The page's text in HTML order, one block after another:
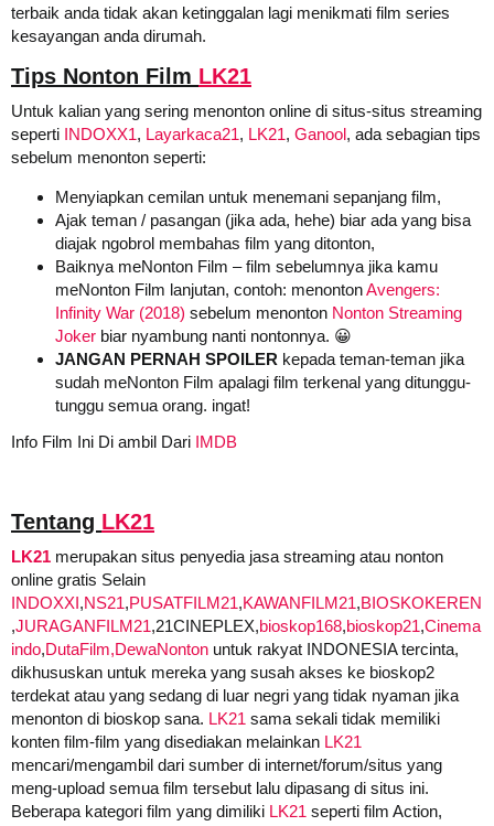
terbaik anda tidak akan ketinggalan lagi menikmati film series
kesayangan anda dirumah.
Tips Nonton Film LK21
Untuk kalian yang sering menonton online di situs-situs streaming
seperti INDOXX1, Layarkaca21, LK21, Ganool, ada sebagian tips
sebelum menonton seperti:
Menyiapkan cemilan untuk menemani sepanjang film,
Ajak teman / pasangan (jika ada, hehe) biar ada yang bisa
diajak ngobrol membahas film yang ditonton,
Baiknya meNonton Film – film sebelumnya jika kamu
meNonton Film lanjutan, contoh: menontonAvengers:
Infinity War (2018) sebelum menonton Nonton Streaming
Joker biar nyambung nanti nontonnya. 😀
JANGAN PERNAH SPOILER kepada teman-teman jika
sudah meNonton Film apalagi film terkenal yang ditunggu-
tunggu semua orang. ingat!
Info Film Ini Di ambil Dari IMDB
Tentang LK21
LK21 merupakan situs penyedia jasa streaming atau nonton
online gratis Selain
INDOXXI,NS21,PUSATFILM21,KAWANFILM21,BIOSKOKEREN
,JURAGANFILM21,21CINEPLEX,bioskop168,bioskop21,Cinema
indo,DutaFilm,DewaNonton untuk rakyat INDONESIA tercinta,
dikhususkan untuk mereka yang susah akses ke bioskop2
terdekat atau yang sedang di luar negri yang tidak nyaman jika
menonton di bioskop sana. LK21 sama sekali tidak memiliki
konten film-film yang disediakan melainkan LK21
mencari/mengambil dari sumber di internet/forum/situs yang
meng-upload semua film tersebut lalu dipasang di situs ini.
Beberapa kategori film yang dimiliki LK21 seperti film Action,